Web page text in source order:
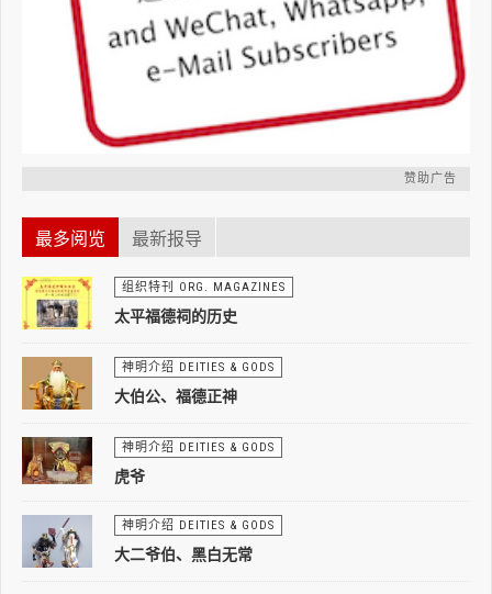
赞助广告
最多阅览 最新报导
组织特刊 ORG. MAGAZINES
太平福德祠的历史
神明介绍 DEITIES & GODS
大伯公、福德正神
神明介绍 DEITIES & GODS
虎爷
神明介绍 DEITIES & GODS
大二爷伯、黑白无常